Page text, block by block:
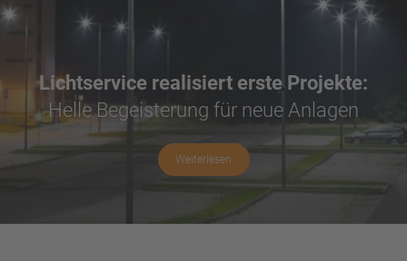
Lichtservice realisiert erste Projekte:
Helle Begeisterung für neue Anlagen
Weiterlesen